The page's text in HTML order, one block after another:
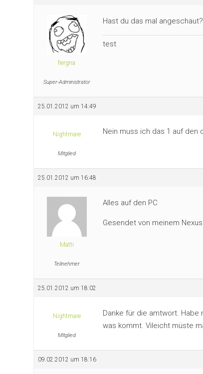
fiergna
Super-Administrator
Hast du das mal angeschaut?
test
25.01.2012 um 14:49
Nightmare
Mitglied
Nein muss ich das 1 auf den
25.01.2012 um 16:48
Matti
Teilnehmer
Alles auf den PC
Gesendet von meinem
25.01.2012 um 18:02
Nightmare
Mitglied
Danke für die amtwort.
was kommt. Vileicht müste
09.02.2012 um 18:16